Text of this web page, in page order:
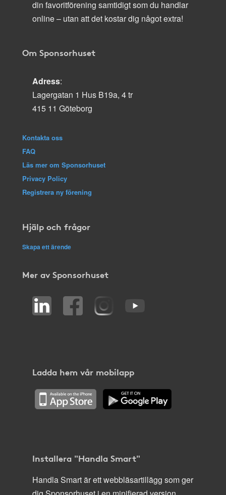
din favoritförening samtidigt som du handlar
online – utan att det kostar dig något extra!
Om Sponsorhuset
Adress:
Lagergatan 1 Hus B19a, 4 tr
415 11 Göteborg
Kontakta oss
FAQ
Läs mer om Sponsorhuset
Privacy Policy
Registrera ny förening
Hjälp och frågor
Skapa ett ärende
Mer av Sponsorhuset
Ladda hem vår mobilapp
Installera "Handla Smart"
Handla Smart är ett webbläsartillägg som ger